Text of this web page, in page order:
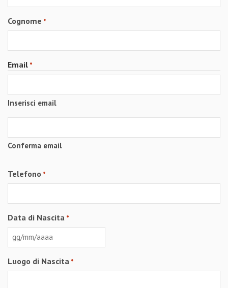
Cognome *
Email *
Inserisci email
Conferma email
Telefono *
Data di Nascita *
GG
MM
Luogo di Nascita *